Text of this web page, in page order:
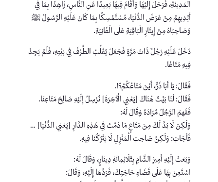
الْمَدِينَةِ، فَرَحَلَ إِلَيْهَا وَأَقَامَ فِيهَا بَعِيدًا عَنِ النَّاسِ، زَاهِدًا بِمَا فِي
أَيْدِيهِمْ مِنْ عَرَضَ الدُّنْيَا، مُسْتَمْسِكًا بِمَا كَانَ عَلَيْهِ الرَّسُولُ ﷺ
وَصَاحِبَاهُ مِنْ إِيثَارِ الْبَاقِيَةِ عَلَى الْفَانِيَةِ.
دَخَلَ عَلَيْهِ رَجُلٌ ذَاتَ مَرَّةٍ فَجَعَلَ يُقَلِّبُ الطَّرْفَ فِي بَيْتِهِ، فَلَمْ يَجِدْ
فِيهِ مَتَاعًا.
فَقَالَ: يَا أَبَا ذَرٍّ، أَيْنَ مَتَاعُكُمْ؟!.
فَقَالَ: لَنَا بَيْتٌ هُنَاكَ [يَعْنِي الْآخِرَةَ] نُرْسِلُ إِلَيْهِ صَالِحَ مَتَاعِنَا.
فَفَهمَ الرَّجُلُ مُرَادَهُ وَقَالَ لَهُ:
وَلَكِنْ لَا بُدَّ لَكَ مِنْ مَتَاعٍ مَا دُمْتَ فِي هَذِهِ الدَّارِ [يَعْنِي الدُّنْيَا] …
فَأَجَابَ: وَلَكِنَّ صَاحِبَ الْمَنْزِلِ لَا يَتْرُكُنَا فِيهِ.
وَبَعَثَ إِلَيْهِ أَمِيرُ الشَّامِ بِثَلَاثِمِائَةِ دِينَارٍ، وَقَالَ لَهُ:
اسْتَعِنْ بِهَا عَلَى قَضَاءِ حَاجَتِكَ، فَرَدَّهَا إِلَيْهِ، وَقَالَ: